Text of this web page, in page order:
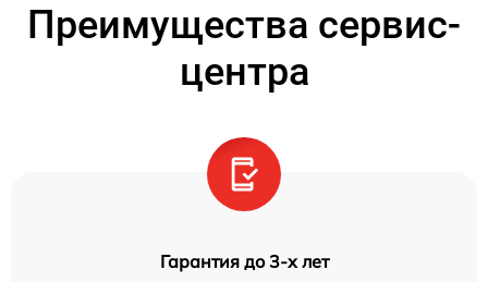
Преимущества сервис-
центра
Гарантия до 3-х лет